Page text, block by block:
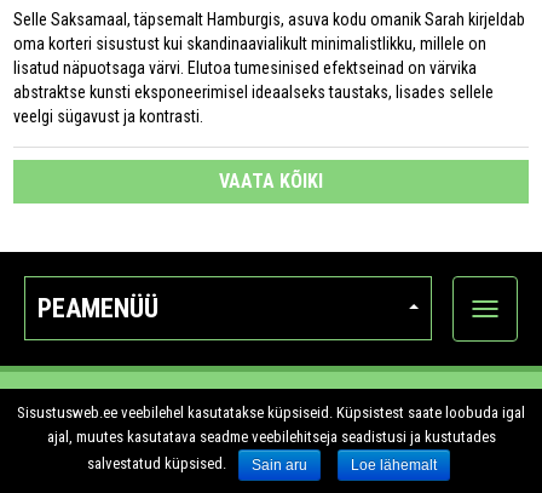
Selle Saksamaal, täpsemalt Hamburgis, asuva kodu omanik Sarah kirjeldab
oma korteri sisustust kui skandinaavialikult minimalistlikku, millele on
lisatud näpuotsaga värvi. Elutoa tumesinised efektseinad on värvika
abstraktse kunsti eksponeerimisel ideaalseks taustaks, lisades sellele
veelgi sügavust ja kontrasti.
VAATA KÕIKI
PEAMENÜÜ
Ava
Sisustusweb.ee
REKLAAM
Sisustusweb.ee veebilehel kasutatakse küpsiseid. Küpsistest saate loobuda igal
ajal, muutes kasutatava seadme veebilehitseja seadistusi ja kustutades
salvestatud küpsised.
Sain aru Loe lähemalt